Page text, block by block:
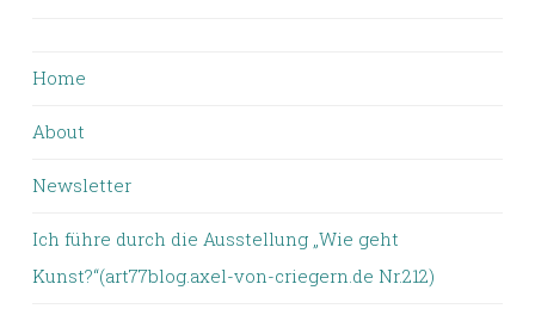
Home
About
Newsletter
Ich führe durch die Ausstellung „Wie geht
Kunst?“(art77blog.axel-von-criegern.de Nr.212)